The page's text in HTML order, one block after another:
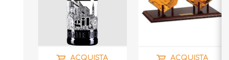
ACQUISTA ACQUISTA